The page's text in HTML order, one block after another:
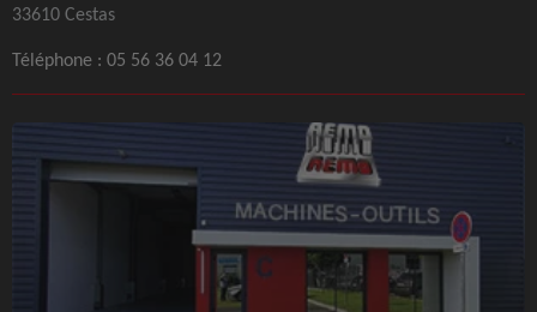
33610 Cestas
Téléphone : 05 56 36 04 12